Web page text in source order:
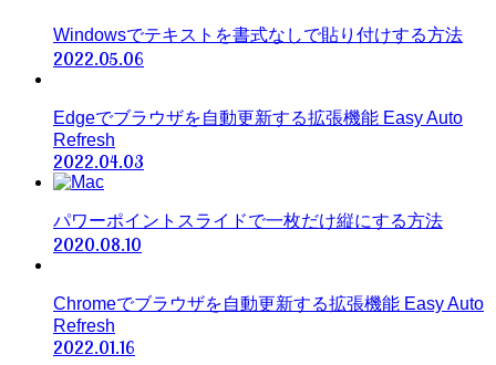
Windowsでテキストを書式なしで貼り付けする方法
2022.05.06
Edgeでブラウザを自動更新する拡張機能 Easy Auto
Refresh
2022.04.03
パワーポイントスライドで一枚だけ縦にする方法
2020.08.10
Chromeでブラウザを自動更新する拡張機能 Easy Auto
Refresh
2022.01.16